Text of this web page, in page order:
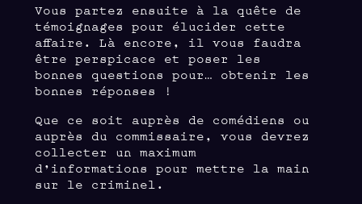
Vous partez ensuite à la quête de
témoignages pour élucider cette
affaire. Là encore, il vous faudra
être perspicace et poser les
bonnes questions pour… obtenir les
bonnes réponses !
Que ce soit auprès de comédiens ou
auprès du commissaire, vous devrez
collecter un maximum
d’informations pour mettre la main
sur le criminel.